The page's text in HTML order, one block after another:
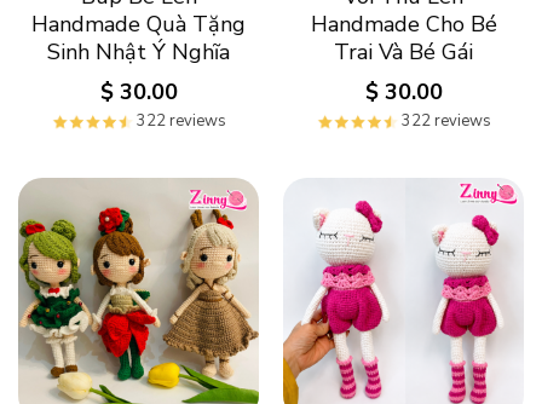
Handmade Quà Tặng
Sinh Nhật Ý Nghĩa
$30.00
322 reviews
Handmade Cho Bé
Trai Và Bé Gái
$30.00
322 reviews